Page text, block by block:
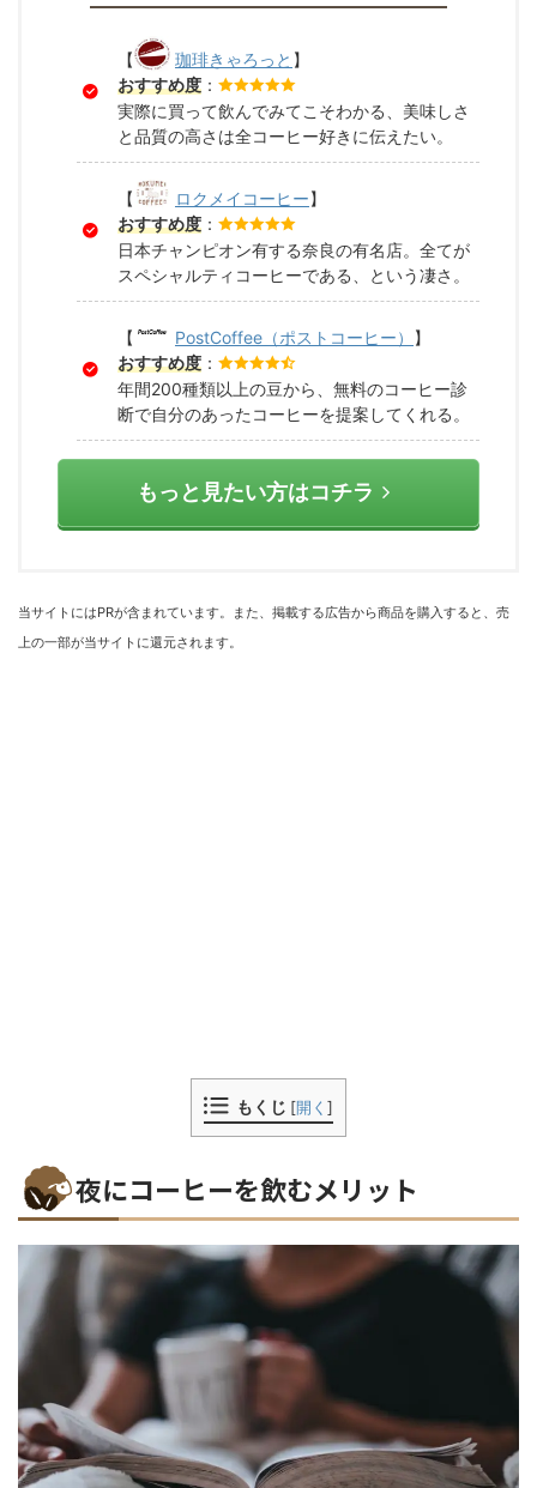
【 珈琲きゃろっと 】
おすすめ度 ：
実際に買って飲んでみてこそわかる、美味しさ
と品質の高さは全コーヒー好きに伝えたい。
【 ロクメイコーヒー】
おすすめ度 ：
日本チャンピオン有する奈良の有名店。全てが
スペシャルティコーヒーである、という凄さ。
【 PostCoffee（ポストコーヒー）
】
おすすめ度 ：
年間200種類以上の豆から、無料のコーヒー診
断で自分のあったコーヒーを提案してくれる。
もっと見たい方はコチラ
当サイトにはPRが含まれています。また、掲載する広告から商品を購入すると、売
上の一部が当サイトに還元されます。
もくじ [開く ]
夜にコーヒーを飲むメリット